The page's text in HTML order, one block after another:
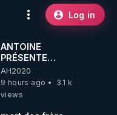
Log in
ANTOINE
PRÉSENTE
AH2020 LE LIVE
20H ***DU
06/08/2026***
AH2020
9 hours ago
3.1 k
views